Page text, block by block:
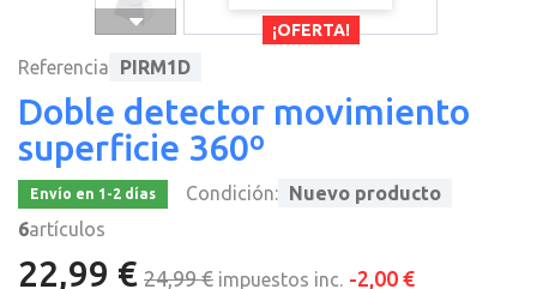
¡OFERTA!
Referencia PIRM1D
Doble detector movimiento
superficie 360º
Envío en 1-2 días Condición: Nuevo producto
6artículos
22,99 € 24,99 € impuestos inc. -2,00 €